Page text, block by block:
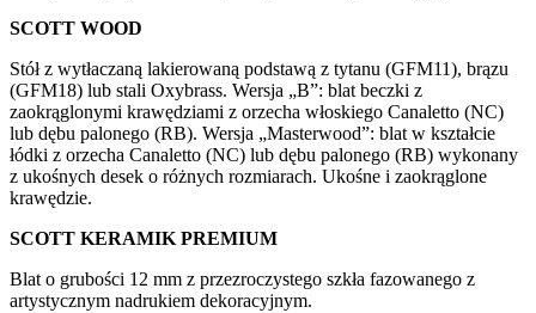
SCOTT WOOD
Stół z wytłaczaną lakierowaną podstawą z tytanu (GFM11), brązu
(GFM18) lub stali Oxybrass. Wersja „B”: blat beczki z
zaokrąglonymi krawędziami z orzecha włoskiego Canaletto (NC)
lub dębu palonego (RB). Wersja „Masterwood”: blat w kształcie
łódki z orzecha Canaletto (NC) lub dębu palonego (RB) wykonany
z ukośnych desek o różnych rozmiarach. Ukośne i zaokrąglone
krawędzie.
SCOTT KERAMIK PREMIUM
Blat o grubości 12 mm z przezroczystego szkła fazowanego z
artystycznym nadrukiem dekoracyjnym.